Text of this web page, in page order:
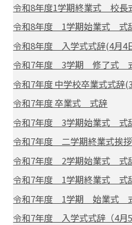
令和8年度1学期終業式 校長
令和8年度 1学期始業式 式
令和8年度 入学式式辞(4月4
令和7年度 3学期 修了式
令和7年度 中学校卒業式式辞
令和7年度 卒業式 式辞
令和7年度 3学期始業式 式
令和7年度 二学期終業式挨拶
令和7年度 2学期始業式 式
令和7年度 1学期終業式 式
令和7年度 1学期 始業式
令和7年度 入学式式辞（4月5